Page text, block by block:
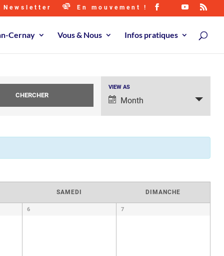
Newsletter En mouvement !
Cernay Vous & Nous Infos pratiques
Navigation
de
vues
évènement
VIEW AS
Month
SAMEDI DIMANCHE
6 7